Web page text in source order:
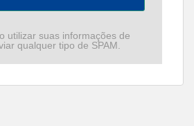
utilizar suas informações de
qualquer tipo de SPAM.